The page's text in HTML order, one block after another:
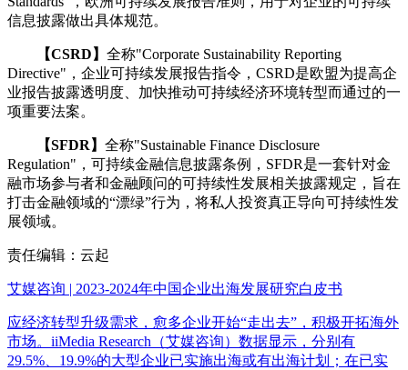
信息披露做出具体规范。
【CSRD】 全称"Corporate Sustainability Reporting
Directive"，企业可持续发展报告指令，CSRD是欧盟为提高企
业报告披露透明度、加快推动可持续经济环境转型而通过的一
项重要法案。
【SFDR】 全称"Sustainable Finance Disclosure
Regulation"，可持续金融信息披露条例，SFDR是一套针对金
融市场参与者和金融顾问的可持续性发展相关披露规定，旨在
打击金融领域的“漂绿”行为，将私人投资真正导向可持续性发
展领域。
责任编辑：云起
艾媒咨询 | 2023-2024年中国企业出海发展研究白皮书
应经济转型升级需求，愈多企业开始“走出去”，积极开拓海外
市场。iiMedia Research（艾媒咨询）数据显示，分别有
29.5%、19.9%的大型企业已实施出海或有出海计划；在已实